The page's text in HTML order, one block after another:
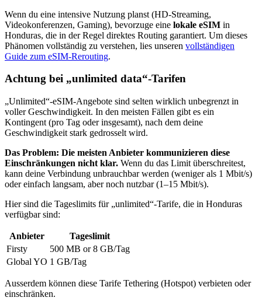
Wenn du eine intensive Nutzung planst (HD-Streaming,
Videokonferenzen, Gaming), bevorzuge eine lokale eSIM in
Honduras, die in der Regel direktes Routing garantiert. Um dieses
Phänomen vollständig zu verstehen, lies unseren vollständigen
Guide zum eSIM-Rerouting.
Achtung bei „unlimited data“-Tarifen
„Unlimited“-eSIM-Angebote sind selten wirklich unbegrenzt in
voller Geschwindigkeit. In den meisten Fällen gibt es ein
Kontingent (pro Tag oder insgesamt), nach dem deine
Geschwindigkeit stark gedrosselt wird.
Das Problem: Die meisten Anbieter kommunizieren diese
Einschränkungen nicht klar. Wenn du das Limit überschreitest,
kann deine Verbindung unbrauchbar werden (weniger als 1 Mbit/s)
oder einfach langsam, aber noch nutzbar (1–15 Mbit/s).
Hier sind die Tageslimits für „unlimited“-Tarife, die in Honduras
verfügbar sind:
Anbieter
Tageslimit
Firsty
500 MB or 8 GB/Tag
Global YO 1 GB/Tag
Ausserdem können diese Tarife Tethering (Hotspot) verbieten oder
einschränken.